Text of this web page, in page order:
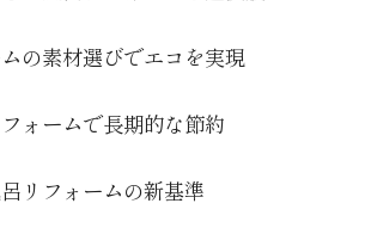
の素材選びでエコを実現
ォームで長期的な節約
リフォームの新基準